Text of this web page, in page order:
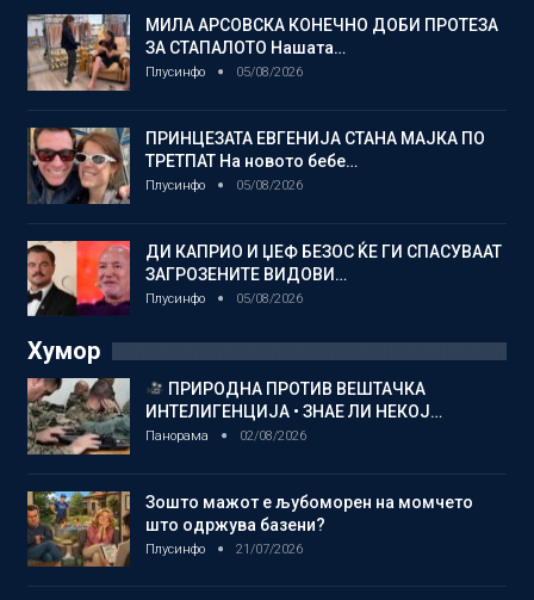
МИЛА АРСОВСКА КОНЕЧНО ДОБИ ПРОТЕЗА
ЗА СТАПАЛОТО Нашата…
Плусинфо 05/08/2026
ПРИНЦЕЗАТА ЕВГЕНИЈА СТАНА МАЈКА ПО
ТРЕТПАТ На новото бебе…
Плусинфо 05/08/2026
ДИ КАПРИО И ЏЕФ БЕЗОС ЌЕ ГИ СПАСУВААТ
ЗАГРОЗЕНИТЕ ВИДОВИ…
Плусинфо 05/08/2026
Хумор
ПРИРОДНА ПРОТИВ ВЕШТАЧКА
ИНТЕЛИГЕНЦИЈА • ЗНАЕ ЛИ НЕКОЈ…
Панорама 02/08/2026
Зошто мажот е љубоморен на момчето
што одржува базени?
Плусинфо 21/07/2026